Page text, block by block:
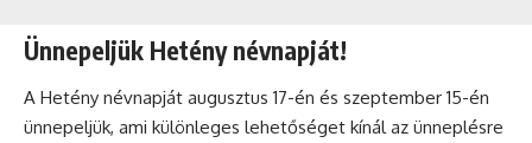
Ünnepeljük Hetény névnapját!
A Hetény névnapját augusztus 17-én és szeptember 15-én
ünnepeljük, ami különleges lehetőséget kínál az ünneplésre